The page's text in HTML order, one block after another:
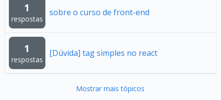
1
respostas
sobre o curso de front-end
1
respostas
[Dúvida] tag simples no react
Mostrar mais tópicos